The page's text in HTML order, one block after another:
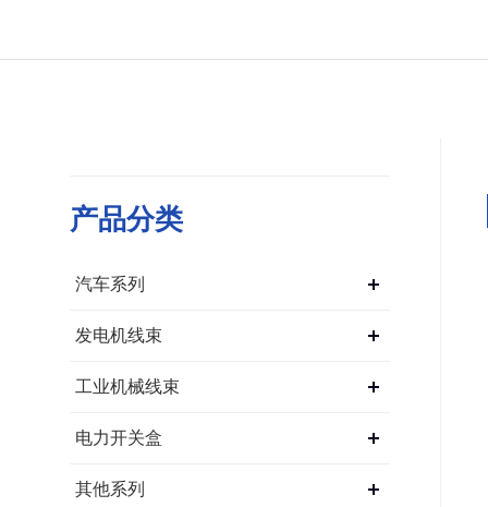
产品分类
汽车系列
发电机线束
工业机械线束
电力开关盒
其他系列